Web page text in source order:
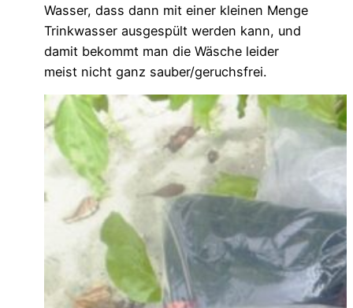
Wasser, dass dann mit einer kleinen Menge
Trinkwasser ausgespült werden kann, und
damit bekommt man die Wäsche leider
meist nicht ganz sauber/geruchsfrei.